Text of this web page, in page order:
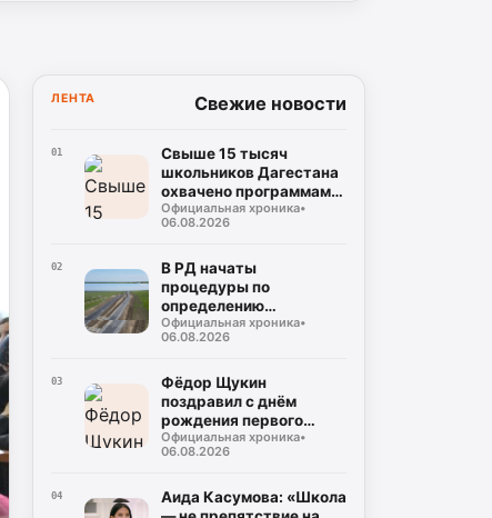
ЛЕНТА Свежие новости
01
Свыше 15 тысяч
школьников Дагестана
охвачено программами
социальной
профилактики в 2026
Официальная хроника•
06.08.2026
02
В РД начаты
процедуры по
определению
подрядчика для
строительства
Махачкалы
Официальная хроника•
06.08.2026
03
Фёдор Щукин
поздравил с днём
рождения первого
президента РД Муху
Алиева
Официальная хроника•
06.08.2026
04
Аида Касумова: «Школа